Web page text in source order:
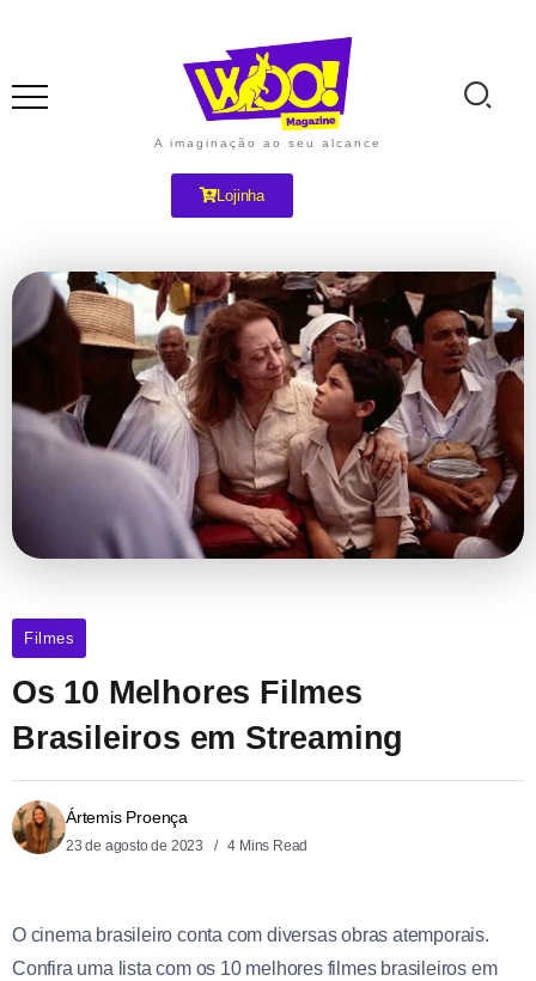
A imaginação ao seu alcance
Lojinha
Filmes
Os 10 Melhores Filmes
Brasileiros em Streaming
Ártemis Proença
23 de agosto de 2023 4 Mins Read
O cinema brasileiro conta com diversas obras atemporais.
Confira uma lista com os 10 melhores filmes brasileiros em